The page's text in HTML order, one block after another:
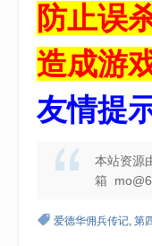
防止误
造成游
友情提
本站资源
箱
爱德华佣兵传记, 第